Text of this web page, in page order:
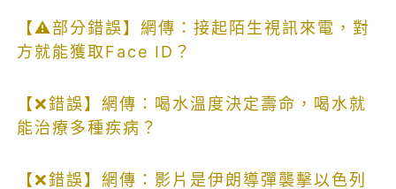
【⚠部分錯誤】網傳：接起陌生視訊來電，對
方就能獲取Face ID？
【❌錯誤】網傳：喝水溫度決定壽命，喝水就
能治療多種疾病？
【❌錯誤】網傳：影片是伊朗導彈襲擊以色列